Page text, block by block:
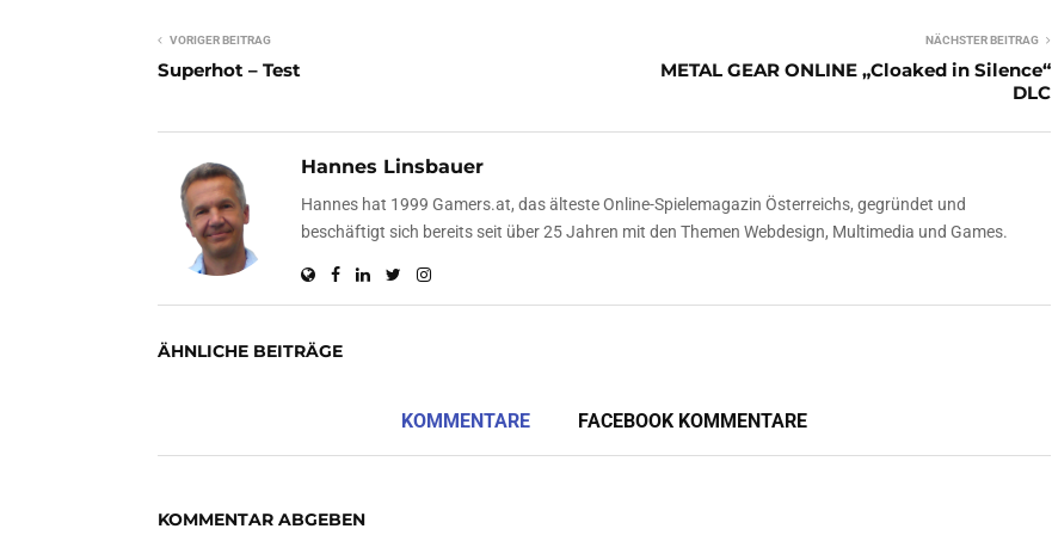
VORIGER BEITRAG
Superhot – Test
NÄCHSTER BEITRAG
METAL GEAR ONLINE „Cloaked in Silence“
DLC
Hannes Linsbauer
Hannes hat 1999 Gamers.at, das älteste Online-Spielemagazin Österreichs, gegründet und
beschäftigt sich bereits seit über 25 Jahren mit den Themen Webdesign, Multimedia und Games.
ÄHNLICHE BEITRÄGE
KOMMENTARE FACEBOOK KOMMENTARE
KOMMENTAR ABGEBEN